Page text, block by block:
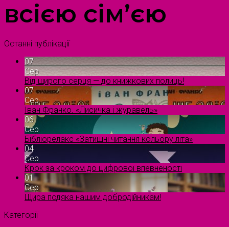
всією сім’єю
Останні публікації
07
Сер
Від щирого серця — до книжкових полиць!
07
Сер
Іван Франко. «Лисичка і журавель»
06
Сер
Бібліорелакс «Затишні читання кольору літа»
04
Сер
Крок за кроком до цифрової впевненості
01
Сер
Щира подяка нашим добродійникам!
Категорії